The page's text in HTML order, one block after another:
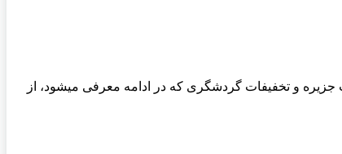
و گشت جزیره و تخفیفات گردشگری که در ادامه معرفی میشود، از